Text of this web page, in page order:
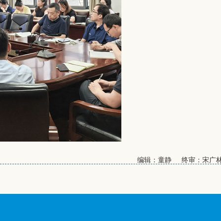
编辑：童静 终审：宋广